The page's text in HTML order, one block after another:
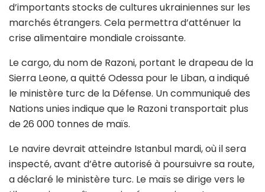
d’importants stocks de cultures ukrainiennes sur les
marchés étrangers. Cela permettra d’atténuer la
crise alimentaire mondiale croissante.
Le cargo, du nom de Razoni, portant le drapeau de la
Sierra Leone, a quitté Odessa pour le Liban, a indiqué
le ministère turc de la Défense. Un communiqué des
Nations unies indique que le Razoni transportait plus
de 26 000 tonnes de maïs.
Le navire devrait atteindre Istanbul mardi, où il sera
inspecté, avant d’être autorisé à poursuivre sa route,
a déclaré le ministère turc. Le maïs se dirige vers le